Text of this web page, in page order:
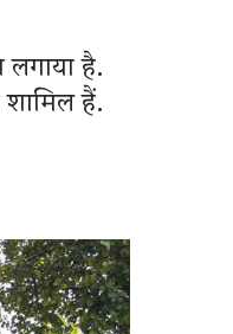
है.
हैं.